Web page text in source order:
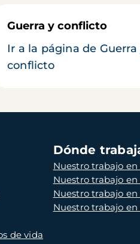
Guerra y conflicto
Ir a la página de Guerra
conflicto
de vida
Dónde
Nuestro trabajo en
Nuestro trabajo
Nuestro trabajo en
Nuestro trabajo en